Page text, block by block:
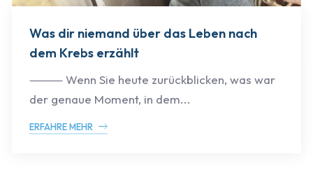
Was dir niemand über das Leben nach
dem Krebs erzählt
⸻ Wenn Sie heute zurückblicken, was war
der genaue Moment, in dem...
ERFAHRE MEHR